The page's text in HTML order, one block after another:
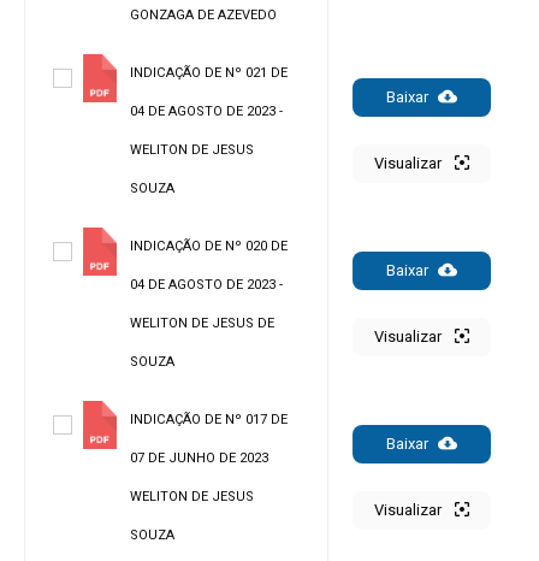
GONZAGA DE AZEVEDO
INDICAÇÃO DE Nº 021 DE
04 DE AGOSTO DE 2023 -
WELITON DE JESUS
SOUZA
Baixar
Visualizar
INDICAÇÃO DE Nº 020 DE
04 DE AGOSTO DE 2023 -
WELITON DE JESUS DE
SOUZA
Baixar
Visualizar
INDICAÇÃO DE Nº 017 DE
07 DE JUNHO DE 2023
WELITON DE JESUS
SOUZA
Baixar
Visualizar